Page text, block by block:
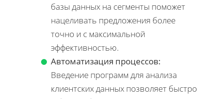
базы данных на сегменты поможет
нацеливать предложения более
точно и с максимальной
эффективностью.
Автоматизация процессов:
Введение программ для анализа
клиентских данных позволяет быстро